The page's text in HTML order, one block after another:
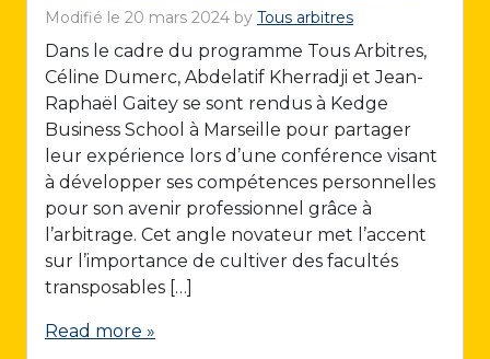
Modifié le 20 mars 2024 by Tous arbitres
Dans le cadre du programme Tous Arbitres,
Céline Dumerc, Abdelatif Kherradji et Jean-
Raphaël Gaitey se sont rendus à Kedge
Business School à Marseille pour partager
leur expérience lors d’une conférence visant
à développer ses compétences personnelles
pour son avenir professionnel grâce à
l’arbitrage. Cet angle novateur met l’accent
sur l’importance de cultiver des facultés
transposables […]
Read more »